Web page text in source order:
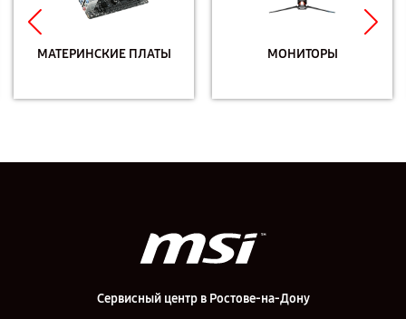
МАТЕРИНСКИЕ ПЛАТЫ МОНИТОРЫ
Сервисный центр в Ростове-на-Дону